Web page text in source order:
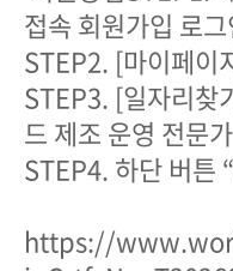
접속 회원가입 로그
STEP2. [마이페이
STEP3. [일자리찾
드 제조 운영 전문
STEP4. 하단 버튼
https://